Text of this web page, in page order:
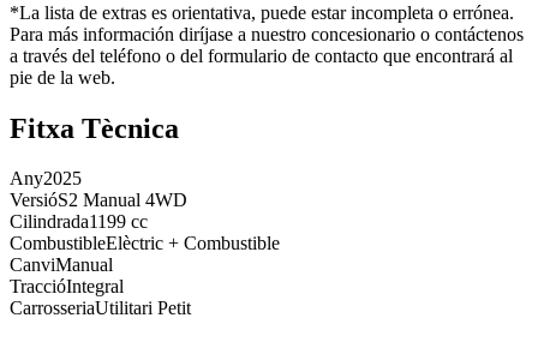
*La lista de extras es orientativa, puede estar incompleta o errónea.
Para más información diríjase a nuestro concesionario o contáctenos
a través del teléfono o del formulario de contacto que encontrará al
pie de la web.
Fitxa Tècnica
Any2025
VersióS2 Manual 4WD
Cilindrada1199 cc
CombustibleElèctric + Combustible
CanviManual
TraccióIntegral
CarrosseriaUtilitari Petit